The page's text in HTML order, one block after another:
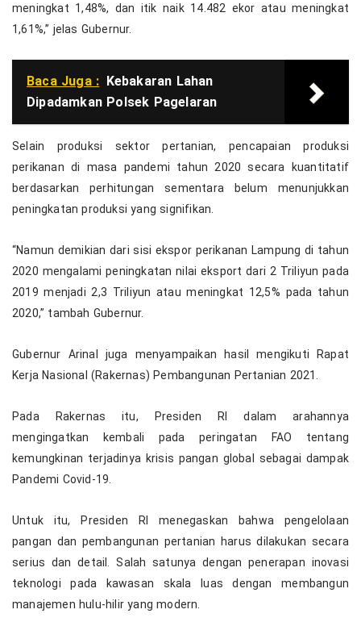
meningkat 1,48%, dan itik naik 14.482 ekor atau meningkat
1,61%,” jelas Gubernur.
Baca Juga : Kebakaran Lahan
Dipadamkan Polsek Pagelaran
Selain produksi sektor pertanian, pencapaian produksi
perikanan di masa pandemi tahun 2020 secara kuantitatif
berdasarkan perhitungan sementara belum menunjukkan
peningkatan produksi yang signifikan.
“Namun demikian dari sisi ekspor perikanan Lampung di tahun
2020 mengalami peningkatan nilai eksport dari 2 Triliyun pada
2019 menjadi 2,3 Triliyun atau meningkat 12,5% pada tahun
2020,” tambah Gubernur.
Gubernur Arinal juga menyampaikan hasil mengikuti Rapat
Kerja Nasional (Rakernas) Pembangunan Pertanian 2021.
Pada Rakernas itu, Presiden RI dalam arahannya
mengingatkan kembali pada peringatan FAO tentang
kemungkinan terjadinya krisis pangan global sebagai dampak
Pandemi Covid-19.
Untuk itu, Presiden RI menegaskan bahwa pengelolaan
pangan dan pembangunan pertanian harus dilakukan secara
serius dan detail. Salah satunya dengan penerapan inovasi
teknologi pada kawasan skala luas dengan membangun
manajemen hulu-hilir yang modern.